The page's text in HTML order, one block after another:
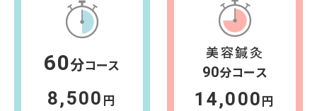
60分コース
8,500 円
美容鍼灸
90分コース
14,000円